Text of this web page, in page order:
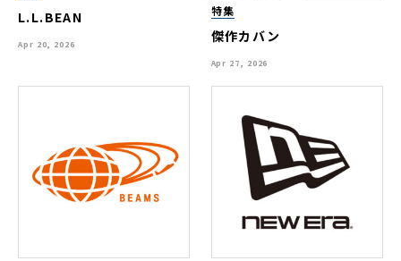
L.L.BEAN
Apr 20, 2026
特集
傑作カバン
Apr 27, 2026